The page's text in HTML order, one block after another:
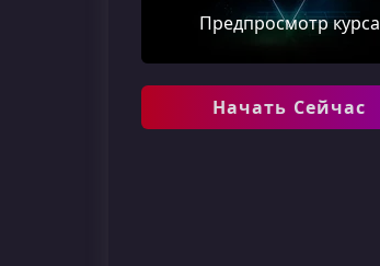
Предпросмотр курса
Начать Сейчас